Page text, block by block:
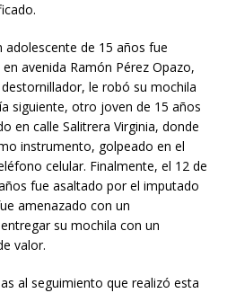
de 15 años fue
avenida Ramón Pérez Opazo,
le robó su mochila
siguiente, otro joven de 15 años
en calle Salitrera Virginia, donde
instrumento, golpeado en el
celular. Finalmente, el 12 de
fue asaltado por el imputado
amenazado con un
su mochila con un
valor.
al seguimiento que realizó esta